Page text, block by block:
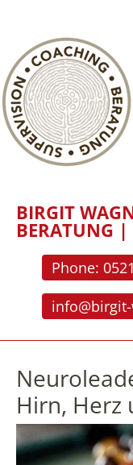
BIRGIT
BERATUNG |
Phone:
Hirn, Herz